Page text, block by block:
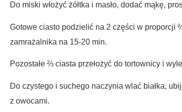
Do miski włożyć żółtka i masło, dodać mąkę,
Gotowe ciasto podzielić na 2 części w
zamrażalnika na 15-20 min.
Pozostałe ⅔ ciasta przełożyć do tortownicy i
Do czystego i suchego naczynia wlać białka,
z owocami.